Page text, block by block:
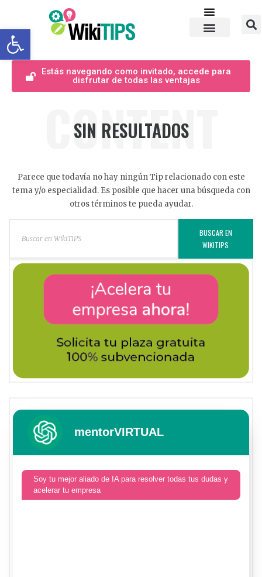
Abrir barra de herramientas
Estás navegando como invitado, accede para
disfrutar de todas las ventajas
CONTENT
SIN RESULTADOS
Parece que todavía no hay ningún Tip relacionado con este
tema y/o especialidad. Es posible que hacer una búsqueda con
otros términos te pueda ayudar.
BUSCAR EN
WIKITIPS
mentorVIRTUAL
Soy tu mejor aliado de IA para resolver todas tus dudas y
acelerar tu empresa